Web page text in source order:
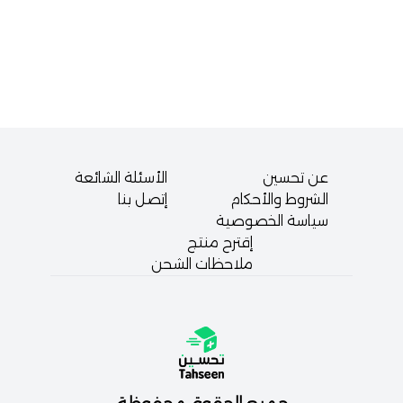
عن تحسين
الشروط والأحكام
سياسة الخصوصية
الأسئلة الشائعة
إتصل بنا
إقترح منتج
ملاحظات الشحن